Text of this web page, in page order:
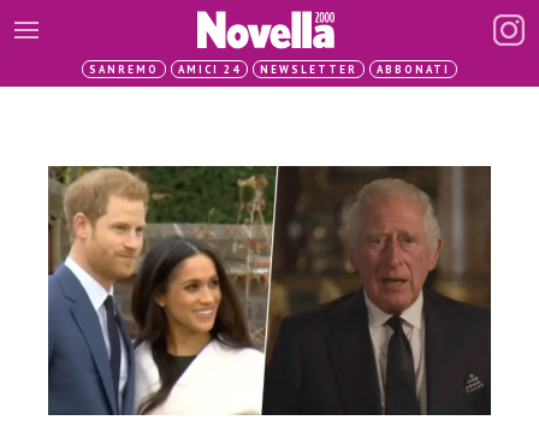
SANREMO AMICI 24 NEWSLETTER ABBONATI